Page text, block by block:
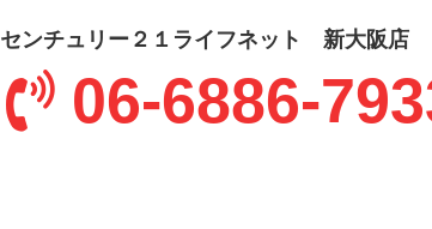
センチュリー２１ライフネット 新大阪店
06-6886-